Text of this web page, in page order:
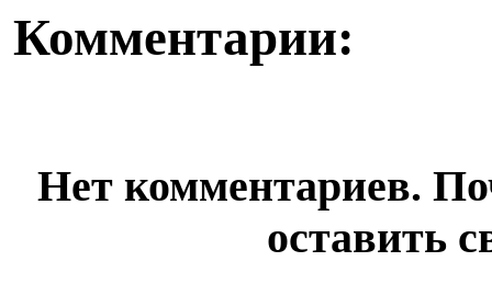
Комментарии:
Нет комментариев.
оставить